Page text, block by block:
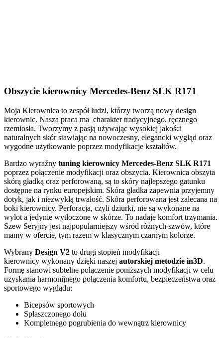
Obszycie kierownicy Mercedes-Benz SLK R171
Moja Kierownica to zespół ludzi, którzy tworzą nowy design
kierownic. Nasza praca ma charakter tradycyjnego, ręcznego
rzemiosła. Tworzymy z pasją używając wysokiej jakości
naturalnych skór stawiając na nowoczesny, elegancki wygląd oraz
wygodne użytkowanie poprzez modyfikacje kształtów.
Bardzo wyraźny tuning kierownicy Mercedes-Benz SLK R171
poprzez połączenie modyfikacji oraz obszycia. Kierownica obszyta
skórą gładką oraz perforowaną, są to skóry najlepszego gatunku
dostępne na rynku europejskim. Skóra gładka zapewnia przyjemny
dotyk, jak i niezwykłą trwałość. Skóra perforowana jest zalecana na
boki kierownicy. Perforacja, czyli dziurki, nie są wykonane na
wylot a jedynie wytłoczone w skórze. To nadaje komfort trzymania.
Szew Seryjny jest najpopularniejszy wśród różnych szwów, które
mamy w ofercie, tym razem w klasycznym czarnym kolorze.
Wybrany Design V2 to drugi stopień modyfikacji
kierownicy wykonany dzięki naszej autorskiej metodzie in3D.
Formę stanowi subtelne połączenie poniższych modyfikacji w celu
uzyskania harmonijnego połączenia komfortu, bezpieczeństwa oraz
sportowego wyglądu:
Bicepsów sportowych
Spłaszczonego dołu
Kompletnego pogrubienia do wewnątrz kierownicy